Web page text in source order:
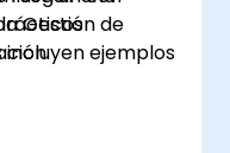
Gestión de
ejemplos